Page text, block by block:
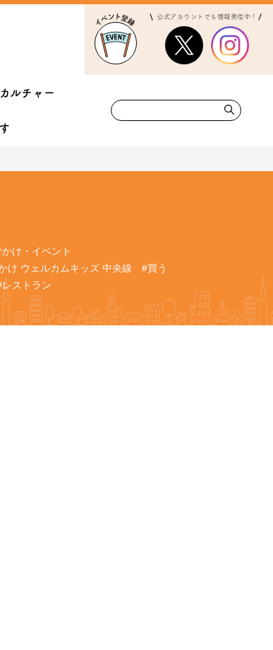
公式アカウントでも情報発信中！
ルチャー
け・イベント
け ウェルカムキッズ 中央線
#買う
レストラン